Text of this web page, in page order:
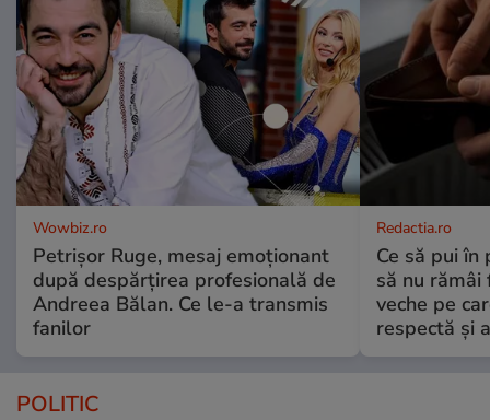
Wowbiz.ro
Petrișor Ruge, mesaj emoționant
după despărțirea profesională de
Andreea Bălan. Ce le-a transmis
fanilor
Redactia.ro
Ce să pui
să nu rămâi
veche pe
respectă și
POLITIC